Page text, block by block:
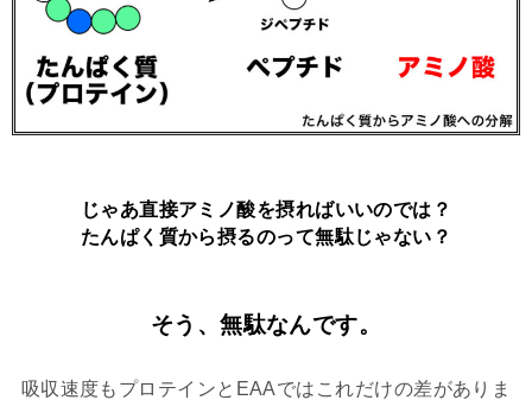
じゃあ直接アミノ酸を摂ればいいのでは？
たんぱく質から摂るのって無駄じゃない？
そう、無駄なんです。
吸収速度もプロテインとEAAではこれだけの差がありま